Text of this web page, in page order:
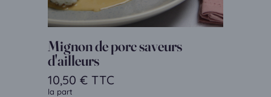
Mignon de porc saveurs
d'ailleurs
10,50 € TTC
la part